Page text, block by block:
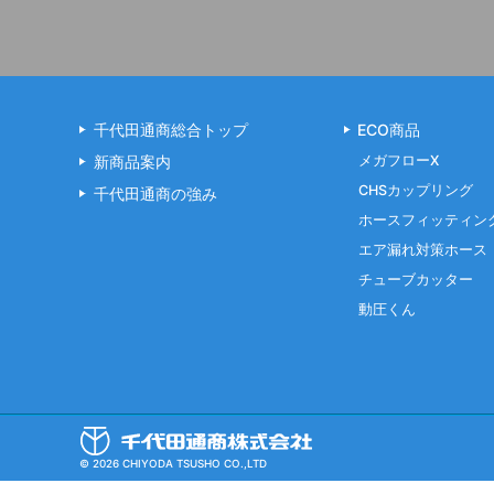
千代田通商総合トップ
新商品案内
千代田通商の強み
ECO商品
メガフローX
CHSカップリング
ホースフィッティン
エア漏れ対策ホース
チューブカッター
動圧くん
© 2026 CHIYODA TSUSHO CO.,LTD